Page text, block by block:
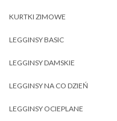
KURTKI ZIMOWE
LEGGINSY BASIC
LEGGINSY DAMSKIE
LEGGINSY NA CO DZIEŃ
LEGGINSY OCIEPLANE